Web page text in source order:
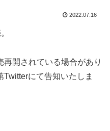
2022.07.16
開されている場合があり
にて告知いたしま